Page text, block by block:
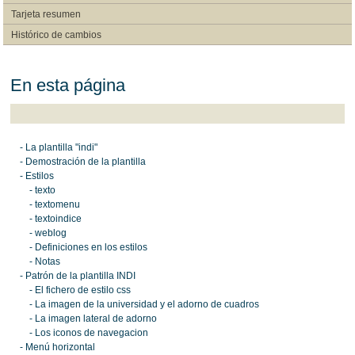
Tarjeta resumen
Histórico de cambios
En esta página
- La plantilla "indi"
- Demostración de la plantilla
- Estilos
- texto
- textomenu
- textoindice
- weblog
- Definiciones en los estilos
- Notas
- Patrón de la plantilla INDI
- El fichero de estilo css
- La imagen de la universidad y el adorno de cuadros
- La imagen lateral de adorno
- Los iconos de navegacion
- Menú horizontal